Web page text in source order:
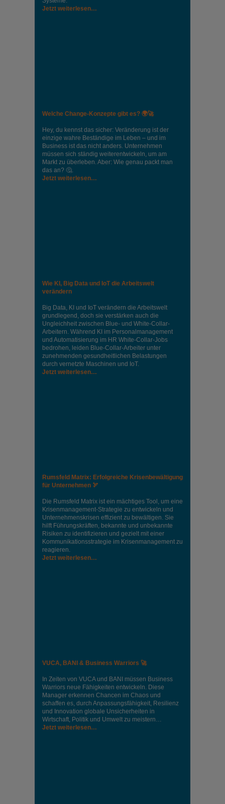
Jetzt weiterlesen…
Welche Change-Konzepte gibt es? 🌍🚀
Hey, du kennst das sicher: Veränderung ist der
einzige wahre Beständige im Leben – und im
Business ist das nicht anders. Unternehmen
müssen sich ständig weiterentwickeln, um am
Markt zu überleben. Aber: Wie genau packt man
das an? 🤔.
Jetzt weiterlesen…
Wie KI, Big Data und IoT die Arbeitswelt
verändern
Big Data, KI und IoT verändern die Arbeitswelt
grundlegend, doch sie verstärken auch die
Ungleichheit zwischen Blue- und White-Collar-
Arbeitern. Während KI im Personalmanagement
und Automatisierung im HR White-Collar-Jobs
bedrohen, leiden Blue-Collar-Arbeiter unter
zunehmenden gesundheitlichen Belastungen
durch vernetzte Maschinen und IoT.
Jetzt weiterlesen…
Rumsfeld Matrix: Erfolgreiche Krisenbewältigung
für Unternehmen 🏹
Die Rumsfeld Matrix ist ein mächtiges Tool, um eine
Krisenmanagement-Strategie zu entwickeln und
Unternehmenskrisen effizient zu bewältigen. Sie
hilft Führungskräften, bekannte und unbekannte
Risiken zu identifizieren und gezielt mit einer
Kommunikationsstrategie im Krisenmanagement zu
reagieren.
Jetzt weiterlesen…
VUCA, BANI & Business Warriors 🚀
In Zeiten von VUCA und BANI müssen Business
Warriors neue Fähigkeiten entwickeln. Diese
Manager erkennen Chancen im Chaos und
schaffen es, durch Anpassungsfähigkeit, Resilienz
und Innovation globale Unsicherheiten in
Wirtschaft, Politik und Umwelt zu meistern…
Jetzt weiterlesen…